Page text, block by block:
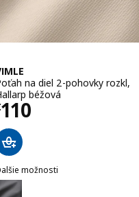
béžová
na diel 2-pohovky rozkl,
béžová
110 € 110
možnosti
VIMLE, Poťah na diel